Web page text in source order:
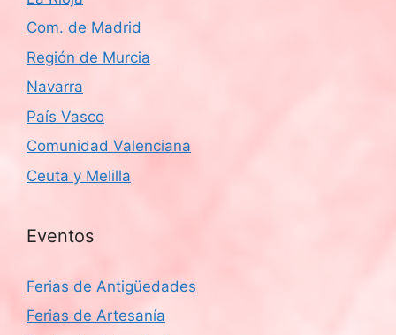
Com. de Madrid
Región de Murcia
Navarra
País Vasco
Comunidad Valenciana
Ceuta y Melilla
Eventos
Ferias de Antigüedades
Ferias de Artesanía